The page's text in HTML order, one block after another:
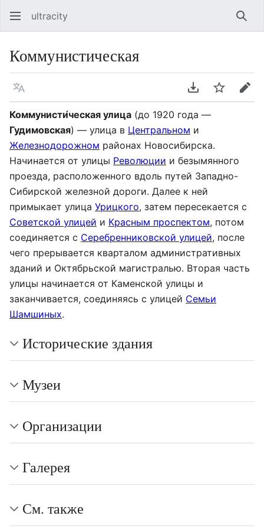
ultracity
Коммунистическая
Язык Скачать PDF
Следить
Коммунисти́ческая улица (до 1920 года —
Гудимовская) — улица в Центральном и
Железнодорожном районах Новосибирска.
Начинается от улицы Революции и безымянного
проезда, расположенного вдоль путей Западно-
Сибирской железной дороги. Далее к ней
примыкает улица Урицкого, затем пересекается с
Советской улицей и Красным проспектом, потом
соединяется с Серебренниковской улицей, после
чего прерывается кварталом административных
зданий и Октябрьской магистралью. Вторая часть
улицы начинается от Каменской улицы и
заканчивается, соединяясь с улицей Семьи
Шамшиных.
Исторические здания
Музеи
Организации
Галерея
См. также